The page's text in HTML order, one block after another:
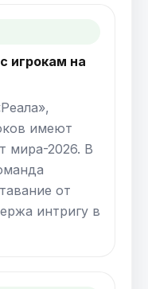
игрокам на
имеют
мира-2026. В
от
интригу в